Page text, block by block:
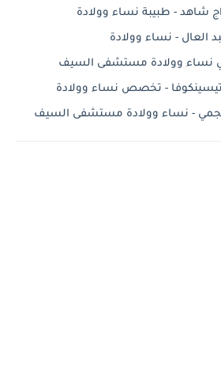
شاهد - طبيبة نساء وولادة
العال - نساء وولادة
علي نساء وولادة مستشفى السيف
تيسينكوفا - تخصص نساء وولادة
- نساء وولادة مستشفى السيف